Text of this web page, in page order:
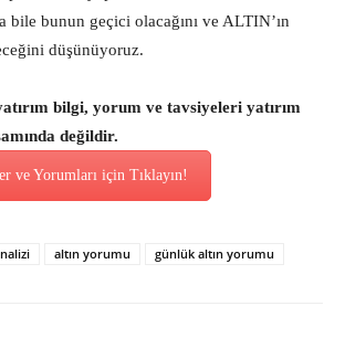
bile bunun geçici olacağını ve ALTIN’ın
düşünüyoruz.
bilgi, yorum ve tavsiyeleri yatırım
değildir.
ve Yorumları için Tıklayın!
altın yorumu günlük altın yorumu